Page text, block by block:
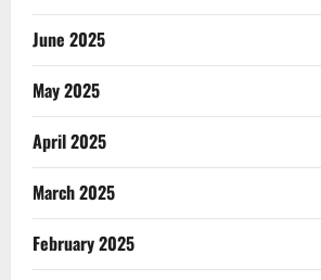
June 2025
May 2025
April 2025
March 2025
February 2025